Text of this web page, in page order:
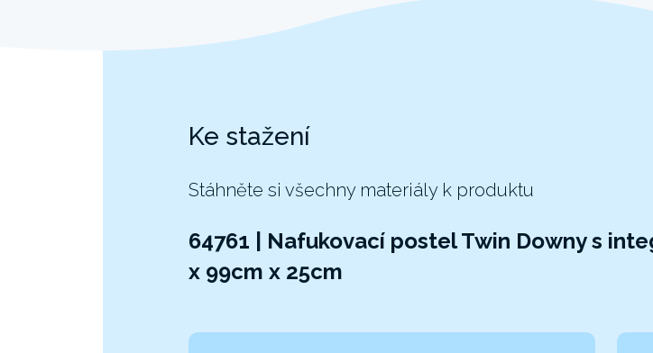
Ke stažení
Stáhněte si všechny materiály k produktu
64761 | Nafukovací postel Twin Downy s
x 99cm x 25cm